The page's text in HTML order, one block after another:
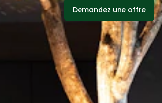
Demandez une offre